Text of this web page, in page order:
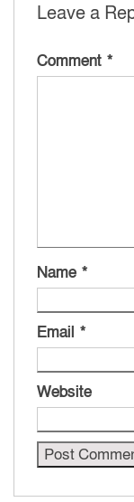
Leave a
Comment *
Name *
Email *
Website